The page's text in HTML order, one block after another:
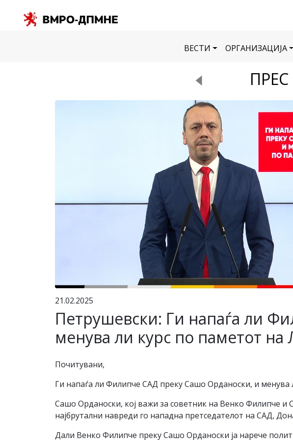
ВЕСТИ ОРГАНИЗАЦИЈА
21.02.2025
Петрушевски: Ги напаѓа ли
менува ли курс по паметот на
Почитувани,
Ги напаѓа ли Филипче САД преку Сашо Орданоски, и менува
Сашо Орданоски, кој важи за советник на Венко Филипче и
најбрутални навреди го нападна претседателот на САД,
Дали Венко Филипче преку Сашо Орданоски ја нарече